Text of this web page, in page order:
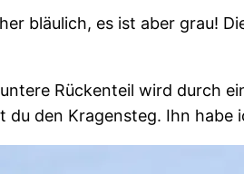
bläulich, es ist aber grau!
Rückenteil wird durch
du den Kragensteg. Ihn